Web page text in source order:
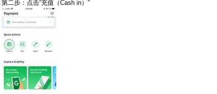
第二步：点击“充值（Cash in）”